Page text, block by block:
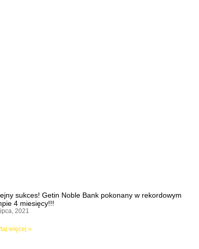
sukces! Getin Noble Bank pokonany w rekordowym
4 miesięcy!!!
2021
więcej »